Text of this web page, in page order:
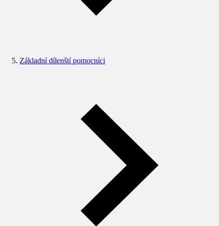
Základní dílenští pomocníci